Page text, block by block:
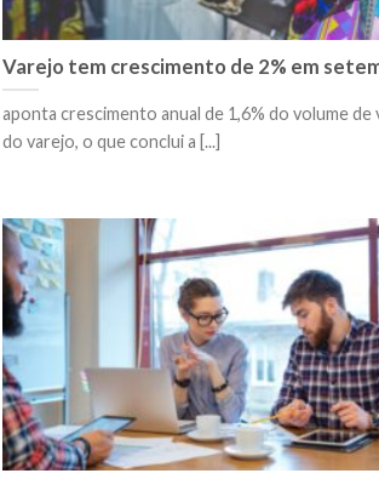
Varejo tem crescimento de 2% em
aponta crescimento anual de 1,6% do volume de
do varejo, o que conclui a [...]